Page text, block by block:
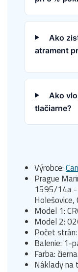
Ako
atrament
Ako
tlačiarne?
Výrobce:
Prague
1595/14a -
Holešovice,
Model 1:
Model 2:
Počet
Balenie: 1-
Farba: čierna
Náklady na